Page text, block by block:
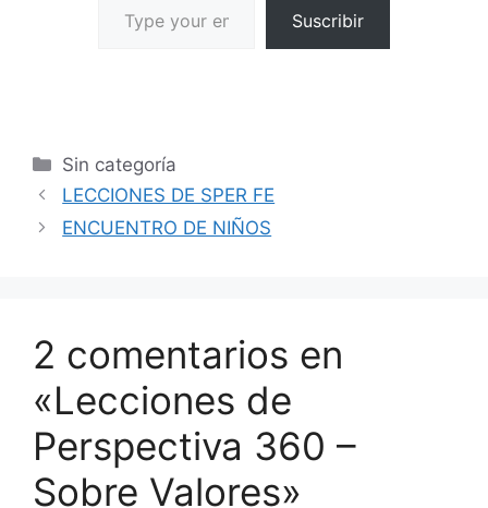
Suscribir
Sin categoría
LECCIONES DE SPER FE
ENCUENTRO DE NIÑOS
2 comentarios en
«Lecciones de
Perspectiva 360 –
Sobre Valores»